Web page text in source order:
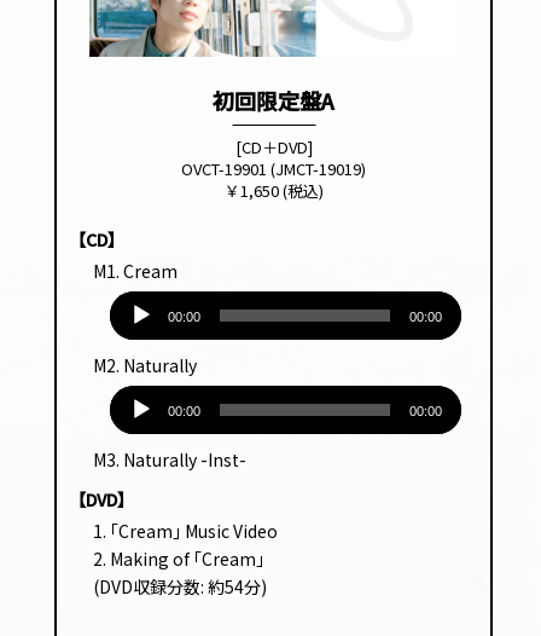
初回限定盤A
[CD＋DVD]
OVCT-19901 (JMCT-19019)
￥1,650 (税込)
【CD】
M1. Cream
プ
レー
ヤー
00:00 00:00
M2. Naturally
プ
ヤー
00:00 00:00
M3. Naturally -Inst-
【DVD】
1. ｢Cream｣ Music Video
2. Making of ｢Cream｣
(DVD収録分数: 約54分)